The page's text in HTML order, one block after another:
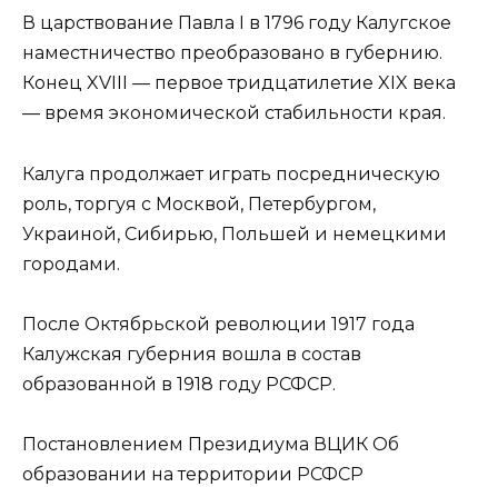
В царствование Павла I в 1796 году Калугское
наместничество преобразовано в губернию.
Конец XVIII — первое тридцатилетие XIX века
— время экономической стабильности края.
Калуга продолжает играть посредническую
роль, торгуя с Москвой, Петербургом,
Украиной, Сибирью, Польшей и немецкими
городами.
После Октябрьской революции 1917 года
Калужская губерния вошла в состав
образованной в 1918 году РСФСР.
Постановлением Президиума ВЦИК Об
образовании на территории РСФСР